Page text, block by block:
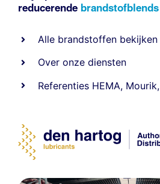
reducerende brandstofblends
Alle brandstoffen bekijken
Over onze diensten
Referenties HEMA, Mourik,